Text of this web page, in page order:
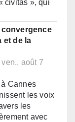
civitas », qui
convergence
et de la
août 7
Cannes
les voix
les
avec